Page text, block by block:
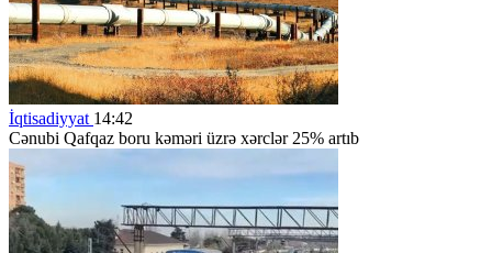
İqtisadiyyat 14:42
Cənubi Qafqaz boru kəməri üzrə xərclər 25% artıb